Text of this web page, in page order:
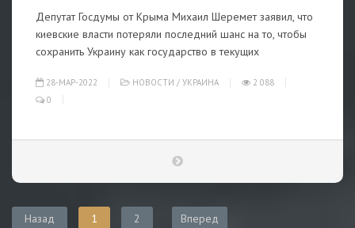
Депутат Госдумы от Крыма Михаил Шеремет заявил, что
киевские власти потеряли последний шанс на то, чтобы
сохранить Украину как государство в текущих
28-МАР-2022 НОВОСТИ / УКРАИНА
2 088
0
Назад 1 2 Вперед